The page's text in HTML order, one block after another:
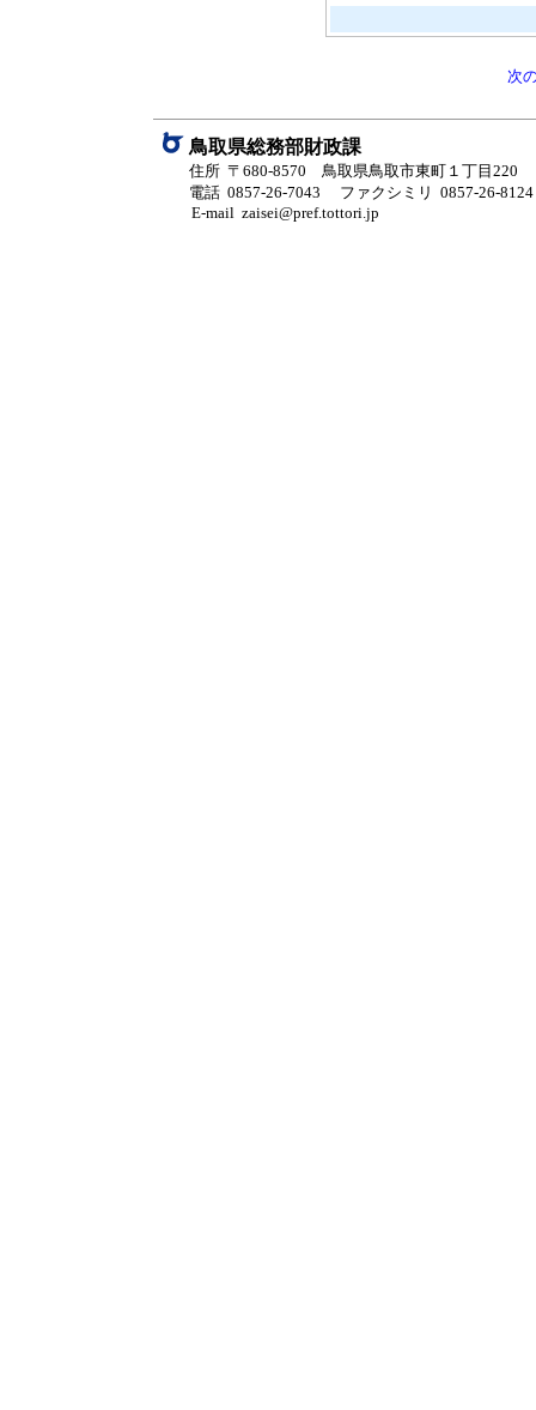
次
鳥取県総務部財政課
住所 〒680-8570 鳥取県鳥取市東町１丁目220
電話 0857-26-7043
ファクシミリ 0857-26-8124
E-mail zaisei@pref.tottori.jp